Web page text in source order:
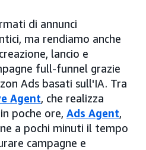
di annunci
ma rendiamo anche
lancio e
full-funnel grazie
Ads basati sull'IA. Tra
Agent, che realizza
poche ore, Ads Agent,
a pochi minuti il tempo
campagne e